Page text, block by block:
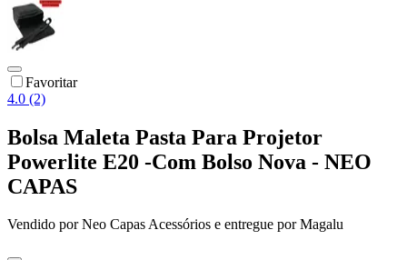
Favoritar
4.0 (2)
Bolsa Maleta Pasta Para Projetor
Powerlite E20 -Com Bolso Nova - NEO
CAPAS
Vendido porNeo Capas Acessórios e entregue por Magalu